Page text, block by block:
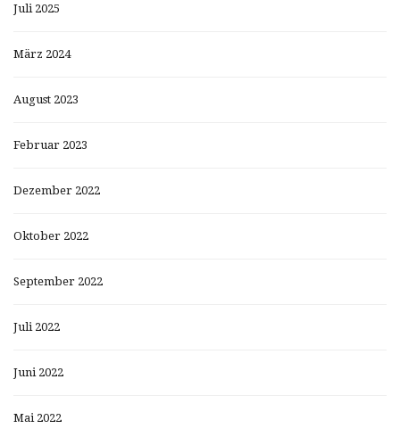
Juli 2025
März 2024
August 2023
Februar 2023
Dezember 2022
Oktober 2022
September 2022
Juli 2022
Juni 2022
Mai 2022